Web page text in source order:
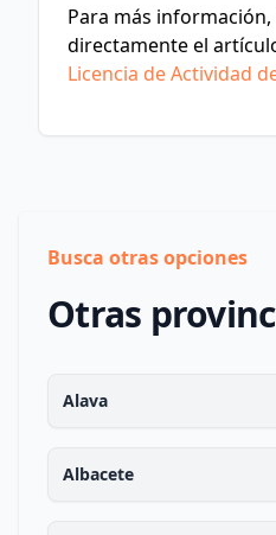
Para más
directamente el
Licencia de Actividad
Busca otras opciones
Otras
Alava
Albacete